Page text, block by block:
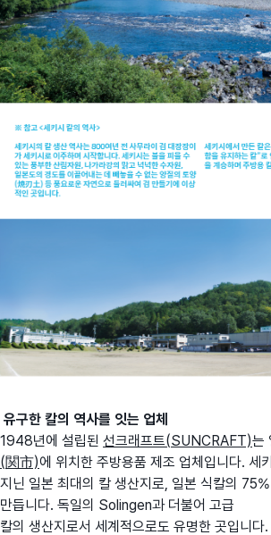
유구한 칼의 역사를 잇는 업체
1948년에 설립된 선크래프트(SUNCRAFT)는
(関市)에 위치한 주방용품 제조 업체입니다. 세
지닌 일본 최대의 칼 생산지로, 일본 식칼의
만듭니다. 독일의 Solingen과 더불어 고급
칼의 생산지로서 세계적으로도 유명한 곳입니다.